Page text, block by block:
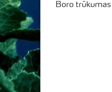
Boro trūkumas